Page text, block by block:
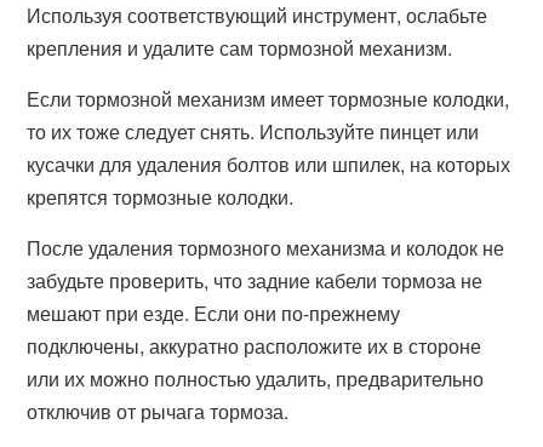
Используя соответствующий инструмент, ослабьте
крепления и удалите сам тормозной механизм.
Если тормозной механизм имеет тормозные колодки,
то их тоже следует снять. Используйте пинцет или
кусачки для удаления болтов или шпилек, на которых
крепятся тормозные колодки.
После удаления тормозного механизма и колодок не
забудьте проверить, что задние кабели тормоза не
мешают при езде. Если они по-прежнему
подключены, аккуратно расположите их в стороне
или их можно полностью удалить, предварительно
отключив от рычага тормоза.